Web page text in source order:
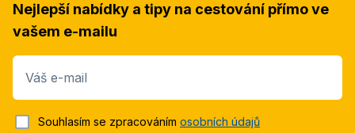
Nejlepší nabídky a tipy na cestování přímo ve
vašem e-mailu
Váš e-mail
Souhlasím se zpracováním osobních údajů